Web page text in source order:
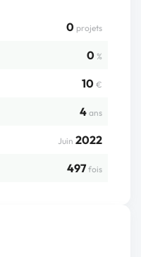
0 projets
0 %
10 €
4 ans
Juin 2022
497 fois